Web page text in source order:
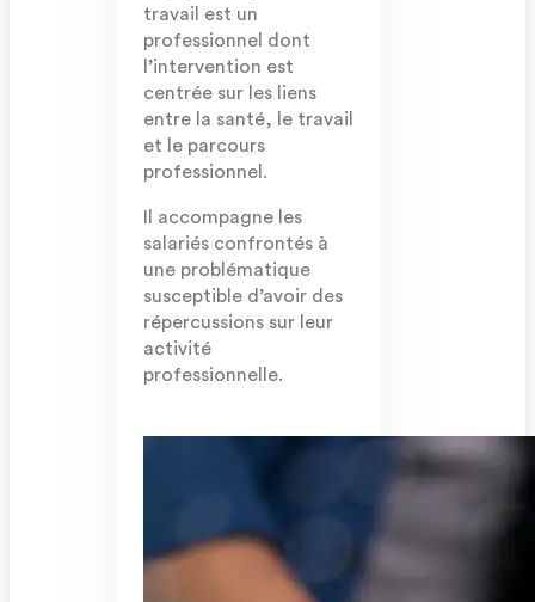
travail est un
professionnel dont
l’intervention est
centrée sur les liens
entre la santé, le travail
et le parcours
professionnel.
Il accompagne les
salariés confrontés à
une problématique
susceptible d’avoir des
répercussions sur leur
activité
professionnelle.